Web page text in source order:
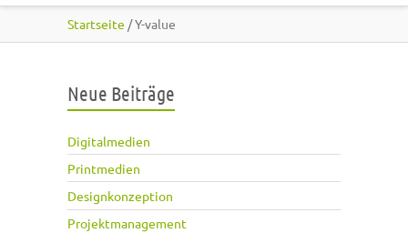
Startseite / Y-value
Neue Beiträge
Digitalmedien
Printmedien
Designkonzeption
Projektmanagement